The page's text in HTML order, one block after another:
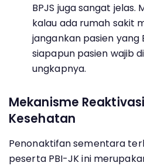
BPJS juga sangat jelas.
kalau ada rumah sakit
jangankan pasien yang
siapapun pasien wajib
ungkapnya.
Mekanisme
Kesehatan
Penonaktifan sementara
peserta PBI-JK ini